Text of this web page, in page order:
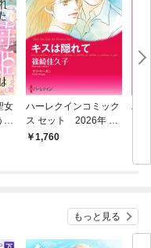
女
ハーレクインコミック
ス セット 2026年 vo
l.914
1,760
ハ
もっと見る